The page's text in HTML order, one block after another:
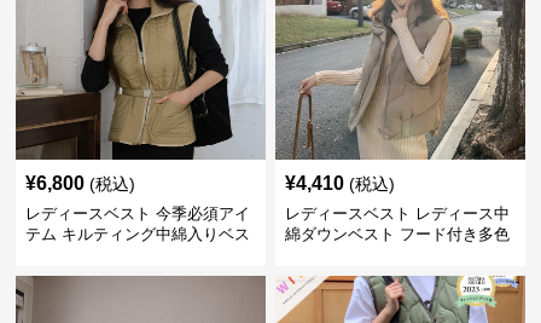
¥6,800 (税込)
レディースベスト 今季必須アイ
テム キルティング中綿入りベス
¥4,410 (税込)
レディースベスト レディース中
綿ダウンベスト フード付き多色